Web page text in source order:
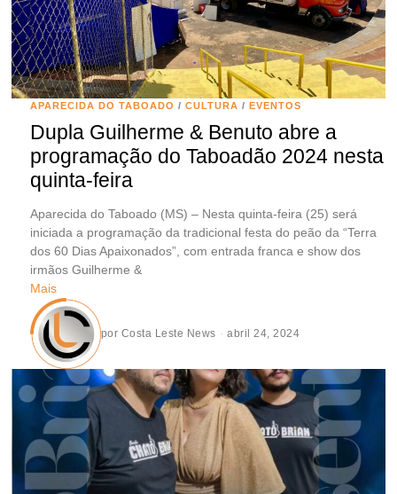
APARECIDA DO TABOADO / CULTURA / EVENTOS
Dupla Guilherme & Benuto abre a
programação do Taboadão 2024 nesta
quinta-feira
Aparecida do Taboado (MS) – Nesta quinta-feira (25) será
iniciada a programação da tradicional festa do peão da “Terra
dos 60 Dias Apaixonados”, com entrada franca e show dos
irmãos Guilherme &
Mais
por Costa Leste News abril 24, 2024